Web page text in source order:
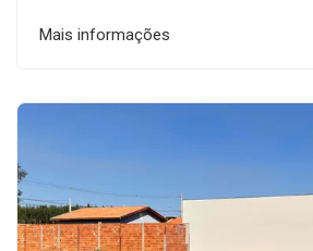
Mais informações